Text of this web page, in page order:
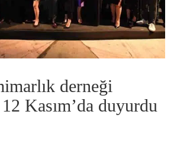
derneği
Kasım’da duyurdu